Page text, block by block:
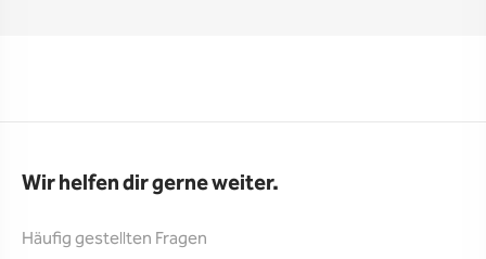
Wir helfen dir gerne weiter.
Häufig gestellten Fragen